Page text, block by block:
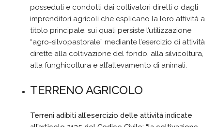
posseduti e condotti dai coltivatori diretti o dagli
imprenditori agricoli che esplicano la loro attività a
titolo principale, sui quali persiste l’utilizzazione
“agro-silvopastorale” mediante l’esercizio di attività
dirette alla coltivazione del fondo, alla silvicoltura,
alla funghicoltura e all’allevamento di animali.
TERRENO AGRICOLO
Terreni adibiti all’esercizio delle attività indicate